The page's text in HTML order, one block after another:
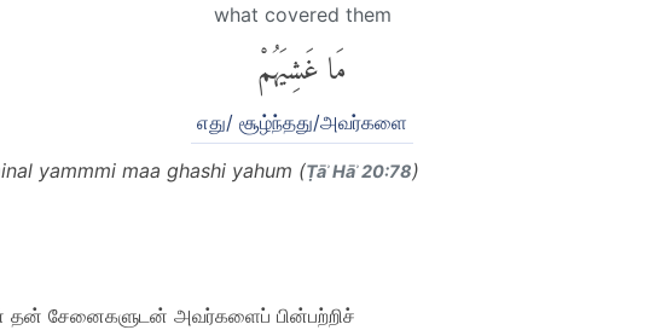
what covered them
مَا غَشِيَهُمْ
எது/ சூழ்ந்தது/அவர்களை
yammmi maa ghashi yahum (Ṭāʾ Hāʾ 20:78)
தன் சேனைகளுடன் அவர்களைப் பின்பற்றிச்